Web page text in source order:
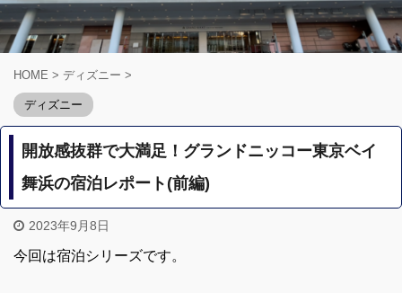
HOME > ディズニー >
ディズニー
開放感抜群で大満足！グランドニッコー東京ベイ
舞浜の宿泊レポート(前編)
2023年9月8日
今回は宿泊シリーズです。